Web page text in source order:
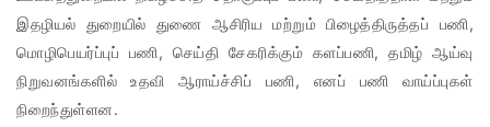
இதழியல் துறையில் துணை ஆசிரிய மற்றும் பிழைத்திருத்தப் பணி,
மொழிபெயர்ப்புப் பணி, செய்தி சேகரிக்கும் களப்பணி, தமிழ் ஆய்வு
நிறுவனங்களில் உதவி ஆராய்ச்சிப் பணி, எனப் பணி வாய்ப்புகள்
நிறைந்துள்ளன.